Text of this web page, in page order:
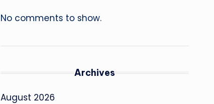
No comments to show.
Archives
August 2026